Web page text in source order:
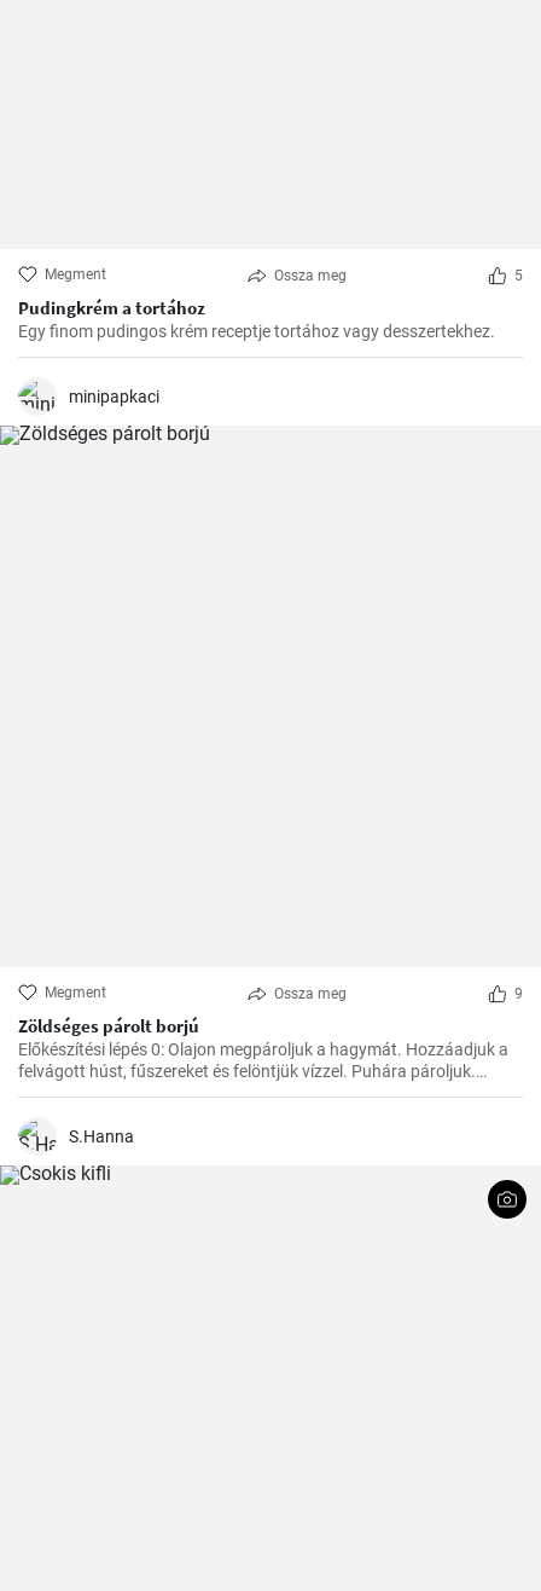
Megment Ossza meg 5
Pudingkrém a tortához
Egy finom pudingos krém receptje tortához vagy desszertekhez.
minipapkaci
Megment Ossza meg 9
Zöldséges párolt borjú
Előkészítési lépés 0: Olajon megpároljuk a hagymát. Hozzáadjuk a
felvágott húst, fűszereket és felöntjük vízzel. Puhára pároljuk.
Ezután hozzáadjuk a zöldséget, a paradicsompürét és főzzük, amíg
felmelegedni.
S.Hanna